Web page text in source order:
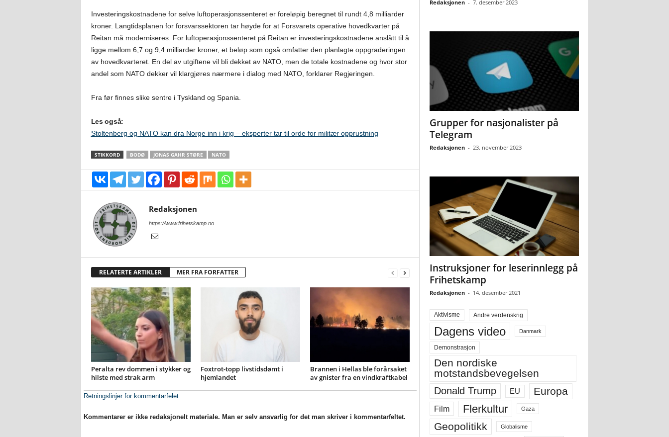
Investeringskostnadene for selve luftoperasjonssenteret er foreløpig beregnet til rundt 4,8 milliarder
kroner. Langtidsplanen for forsvarssektoren tar høyde for at Forsvarets operative hovedkvarter på
Reitan må moderniseres. For luftoperasjonssenteret på Reitan er investeringskostnadene anslått til å
ligge mellom 6,7 og 9,4 milliarder kroner, et beløp som også omfatter den planlagte oppgraderingen
av hovedkvarteret. En del av utgiftene vil bli dekket av NATO, men de totale kostnadene og hvor stor
andel som NATO dekker vil klargjøres nærmere i dialog med NATO, forklarer Regjeringen.
Fra før finnes slike sentre i Tyskland og Spania.
Les også:
Stoltenberg og NATO kan dra Norge inn i krig – eksperter tar til orde for militær opprustning
STIKKORD BODØ JONAS GAHR STØRE NATO
Redaksjonen
https://www.frihetskamp.no
RELATERTE ARTIKLER MER FRA FORFATTER
Peralta rev dommen i stykker og
hilste med strak arm
Foxtrot-topp livstidsdømt i
hjemlandet
Brannen i Hellas ble forårsaket
av gnister fra en vindkraftkabel
Retningslinjer for kommentarfelet
Kommentarer er ikke redaksjonelt materiale. Man er selv ansvarlig for det man skriver i kommentarfeltet.
Redaksjonen - 7. desember 2023
Grupper for nasjonalister på
Telegram
Redaksjonen - 23. november 2023
Instruksjoner for leserinnlegg på
Frihetskamp
Redaksjonen - 14. desember 2021
Aktivisme Andre verdenskrig
Dagens video Danmark
Demonstrasjon
Den nordiske
motstandsbevegelsen
Donald Trump EU Europa
Film Flerkultur Gaza
Geopolitikk Globalisme